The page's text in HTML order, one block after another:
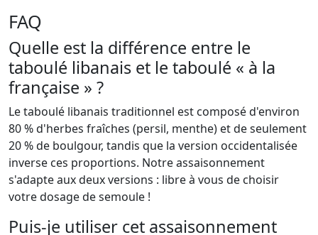
FAQ
Quelle est la différence entre le
taboulé libanais et le taboulé « à la
française » ?
Le taboulé libanais traditionnel est composé d'environ
80 % d'herbes fraîches (persil, menthe) et de seulement
20 % de boulgour, tandis que la version occidentalisée
inverse ces proportions. Notre assaisonnement
s'adapte aux deux versions : libre à vous de choisir
votre dosage de semoule !
Puis-je utiliser cet assaisonnement